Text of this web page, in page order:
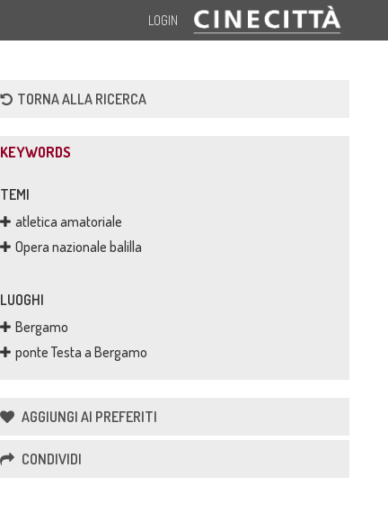
LOGIN
TORNA ALLA RICERCA
KEYWORDS
TEMI
atletica amatoriale
Opera nazionale balilla
LUOGHI
Bergamo
ponte Testa a Bergamo
AGGIUNGI AI PREFERITI
CONDIVIDI